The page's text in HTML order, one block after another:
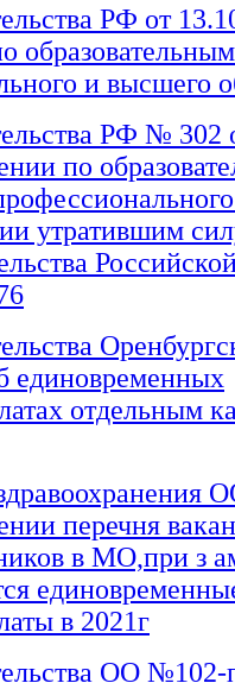
РФ от
и высшего
РФ № 302
по
утратившим
единовременных
отдельным
перечня
в МО,при з
в 2021г
ОО №102-